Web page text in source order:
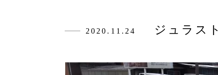
2020.11.24 ジュラス